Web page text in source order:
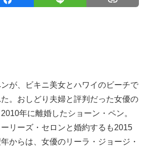
が、ビキニ美女とハワイのビーチで
。おしどり夫婦と評判だった女優の
年に離婚したショーン・ペン。
リーズ・セロンと婚約するも2015
からは、女優のリーラ・ジョージ・